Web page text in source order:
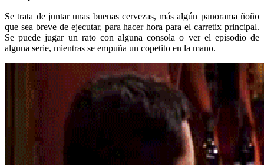
Se trata de juntar unas buenas cervezas, más algún panorama ñoño
que sea breve de ejecutar, para hacer hora para el carretix principal.
Se puede jugar un rato con alguna consola o ver el episodio de
alguna serie, mientras se empuña un copetito en la mano.